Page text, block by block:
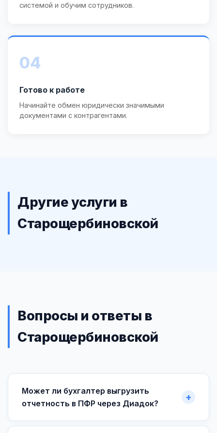
системой и обучим сотрудников.
04
Готово к работе
Начинайте обмен юридически значимыми
документами с контрагентами.
Другие услуги в
Старощербиновской
Вопросы и ответы в
Старощербиновской
Может ли бухгалтер выгрузить
отчетность в ПФР через Диадок?